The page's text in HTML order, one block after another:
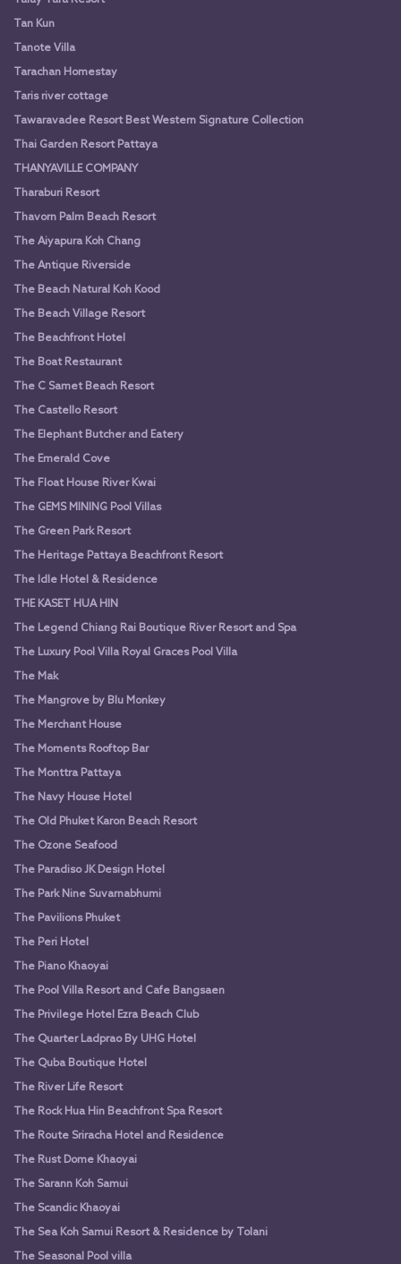
Tan Kun
Tanote Villa
Tarachan Homestay
Taris river cottage
Tawaravadee Resort Best Western Signature Collection
Thai Garden Resort Pattaya
THANYAVILLE COMPANY
Tharaburi Resort
Thavorn Palm Beach Resort
The Aiyapura Koh Chang
The Antique Riverside
The Beach Natural Koh Kood
The Beach Village Resort
The Beachfront Hotel
The Boat Restaurant
The C Samet Beach Resort
The Castello Resort
The Elephant Butcher and Eatery
The Emerald Cove
The Float House River Kwai
The GEMS MINING Pool Villas
The Green Park Resort
The Heritage Pattaya Beachfront Resort
The Idle Hotel & Residence
THE KASET HUA HIN
The Legend Chiang Rai Boutique River Resort and Spa
The Luxury Pool Villa Royal Graces Pool Villa
The Mak
The Mangrove by Blu Monkey
The Merchant House
The Moments Rooftop Bar
The Monttra Pattaya
The Navy House Hotel
The Old Phuket Karon Beach Resort
The Ozone Seafood
The Paradiso JK Design Hotel
The Park Nine Suvarnabhumi
The Pavilions Phuket
The Peri Hotel
The Piano Khaoyai
The Pool Villa Resort and Cafe Bangsaen
The Privilege Hotel Ezra Beach Club
The Quarter Ladprao By UHG Hotel
The Quba Boutique Hotel
The River Life Resort
The Rock Hua Hin Beachfront Spa Resort
The Route Sriracha Hotel and Residence
The Rust Dome Khaoyai
The Sarann Koh Samui
The Scandic Khaoyai
The Sea Koh Samui Resort & Residence by Tolani
The Seasonal Pool villa